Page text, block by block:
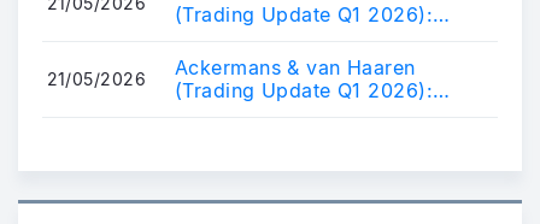
(Trading Update Q1 2026):
participations....
21/05/2026
Ackermans & van Haaren
(Trading Update Q1 2026):